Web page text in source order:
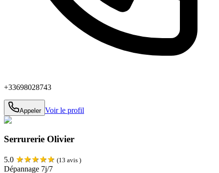
+33698028743
Appeler Voir le profil
Serrurerie Olivier
5.0 ★★★★★ (13 avis )
Dépannage 7j/7